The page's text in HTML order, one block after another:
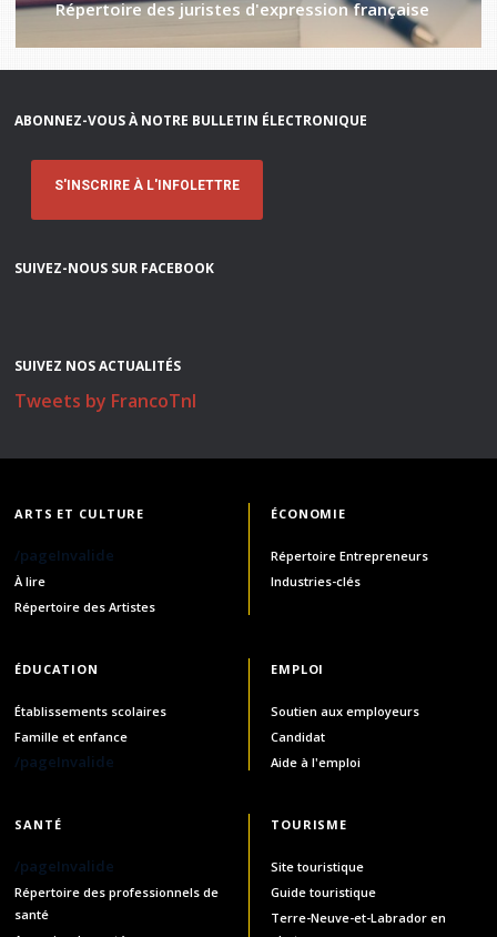
Répertoire des juristes d'expression française
ABONNEZ-VOUS À NOTRE BULLETIN ÉLECTRONIQUE
S'INSCRIRE À L'INFOLETTRE
SUIVEZ-NOUS SUR FACEBOOK
SUIVEZ NOS ACTUALITÉS
Tweets by FrancoTnl
ARTS ET CULTURE
/pageInvalide
À lire
Répertoire des Artistes
ÉCONOMIE
Répertoire Entrepreneurs
Industries-clés
ÉDUCATION
Établissements scolaires
Famille et enfance
/pageInvalide
EMPLOI
Soutien aux employeurs
Candidat
Aide à l'emploi
SANTÉ
/pageInvalide
Répertoire des professionnels de
santé
TOURISME
Site touristique
Guide touristique
Terre-Neuve-et-Labrador en